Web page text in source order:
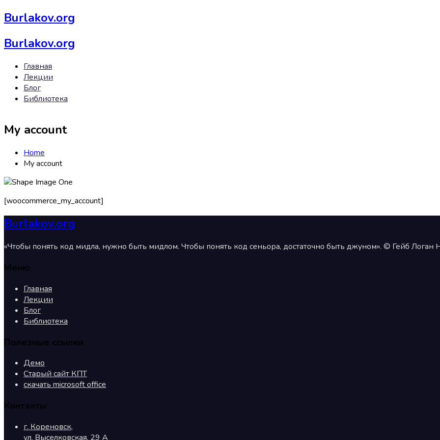
Burlakov.org
Burlakov.org
Главная
Лекции
Блог
Библиотека
My account
Home
My account
[woocommerce_my_account]
Burlakov.org
«Чтобы понять код мидла, нужно быть мидлом. Чтобы понять код сеньора, достаточно быть джуном». © Гейб Логан
Меню
Главная
Лекции
Блог
Библиотека
Полезные ссылки
Демо
Старый сайт КПТ
скачать microsoft office
Контакты
г. Кореновск,
ул. Выселковская, 29 А